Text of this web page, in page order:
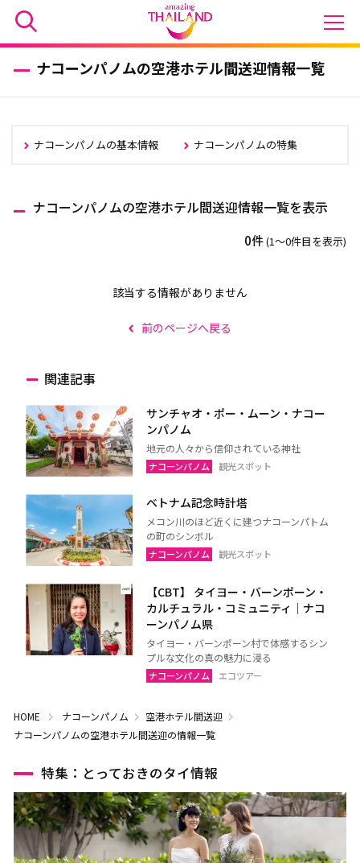
ナコーンパノムの空港ホテル間送迎情報一覧
ナコーンパノムの基本情報 ナコーンパノムの特集
ナコーンパノムの空港ホテル間送迎情報一覧を表示
0件(1〜0件目を表示)
該当する情報がありません
前のページへ戻る
関連記事
サンチャオ・ポー・ムーン・ナコー
ンパノム
地元の人々から信仰されている神社
ナコーンパノム 観光スポット
ベトナム記念時計塔
メコン川のほど近くに建つナコーンパトム
の町のシンボル
ナコーンパノム 観光スポット
【CBT】 タイヨー・バーンポーン・
カルチュラル・コミュニティ｜ナコ
ーンパノム県
タイヨー・バーンポーン村で体感するシン
プルな文化の真の魅力に浸る
ナコーンパノム エコツアー
HOME ナコーンパノム
空港ホテル間送迎
ナコーンパノムの空港ホテル間送迎の情報一覧
特集：とっておきのタイ情報